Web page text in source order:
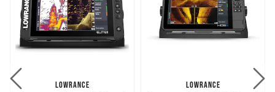
LOWRANCE LOWRANCE